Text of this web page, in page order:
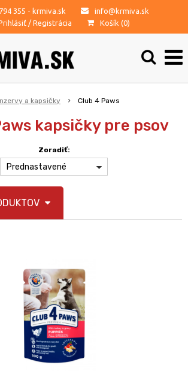
355 - krmiva.sk
info@krmiva.sk
/ Registrácia Košík (0)
a kapsičky Club 4 Paws
kapsičky pre psov
Zoradiť:
Prednastavené